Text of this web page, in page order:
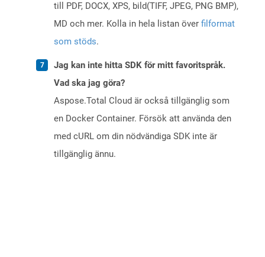
till PDF, DOCX, XPS, bild(TIFF, JPEG, PNG BMP),
MD och mer. Kolla in hela listan över filformat
som stöds.
Jag kan inte hitta SDK för mitt favoritspråk.
Vad ska jag göra?
Aspose.Total Cloud är också tillgänglig som
en Docker Container. Försök att använda den
med cURL om din nödvändiga SDK inte är
tillgänglig ännu.